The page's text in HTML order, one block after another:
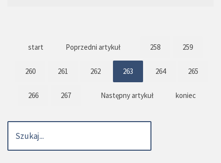
start Poprzedni artykuł 258 259
260 261 262 263 264 265
266 267 Następny artykuł koniec